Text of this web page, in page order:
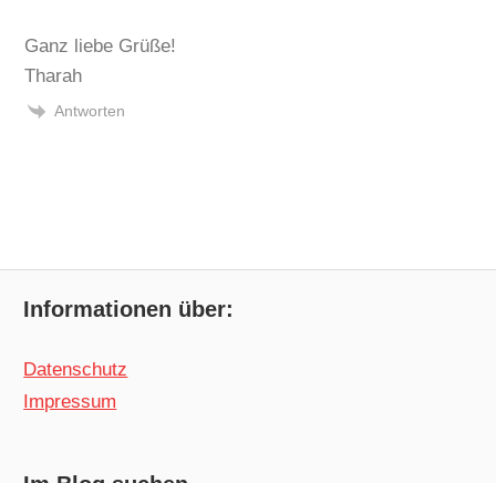
Ganz liebe Grüße!
Tharah
Antworten
Informationen über:
Datenschutz
Impressum